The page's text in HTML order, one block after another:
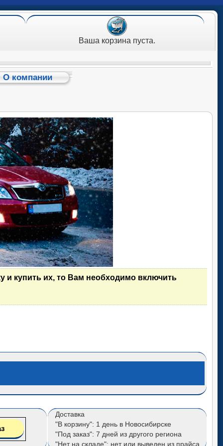
Ваша корзина пуста.
О компании
и купить их, то Вам необходимо включить
Доставка
"В корзину": 1 день в Новосибирске
"Под заказ": 7 дней из другого региона
"Нет на складе": нет или выведен из прайса